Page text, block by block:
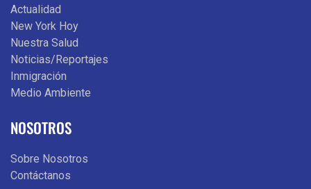
Actualidad
New York Hoy
Nuestra Salud
Noticias/Reportajes
Inmigración
Medio Ambiente
NOSOTROS
Sobre Nosotros
Contáctanos